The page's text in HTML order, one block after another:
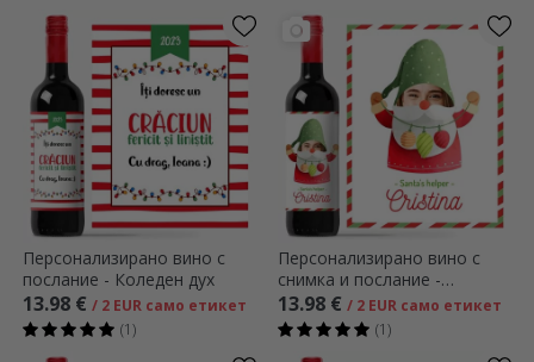
Персонализирано вино с
послание - Коледен дух
13.98 € / 2 EUR само етикет
(1)
Персонализирано вино с
снимка и послание -
Помощникът на Дядо
Коледа
13.98 € / 2 EUR само етикет
(1)